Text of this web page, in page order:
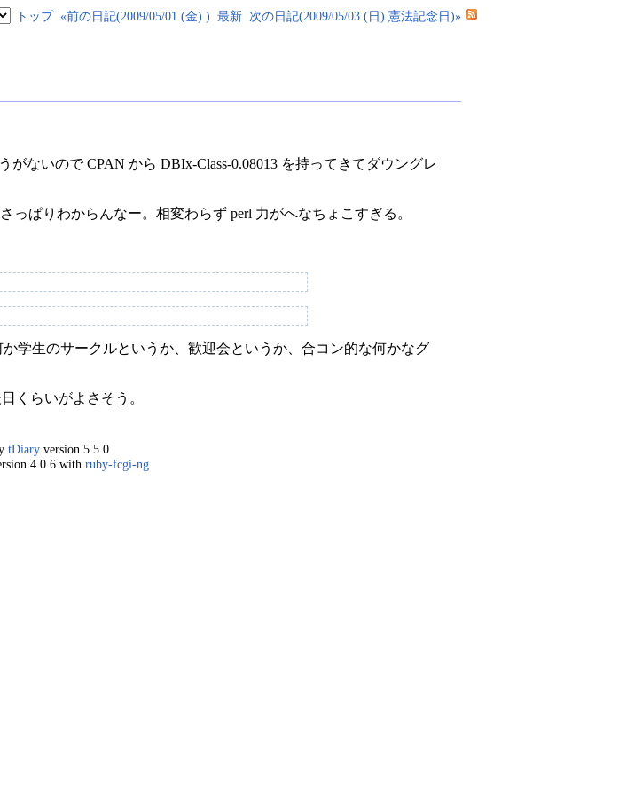
トップ «前の日記(2009/05/01 (金) ) 最新 次の日記(2009/05/03 (日) 憲法記念日)»
ないので CPAN から DBIx-Class-0.08013 を持ってきてダウングレ
っぱりわからんなー。相変わらず perl 力がへなちょこすぎる。
学生のサークルというか、歓迎会というか、合コン的な何かなグ
くらいがよさそう。
tDiaryversion 5.5.0
4.0.6 with ruby-fcgi-ng